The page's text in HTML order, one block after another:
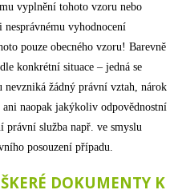
vyplnění tohoto vzoru nebo
vyhodnocení
pouze obecného vzoru! Barevně
konkrétní situace – jedná se
žádný právní vztah, nárok
naopak jakýkoliv odpovědnostní
právní služba např. ve smyslu
posouzení případu.
DOKUMENTY K